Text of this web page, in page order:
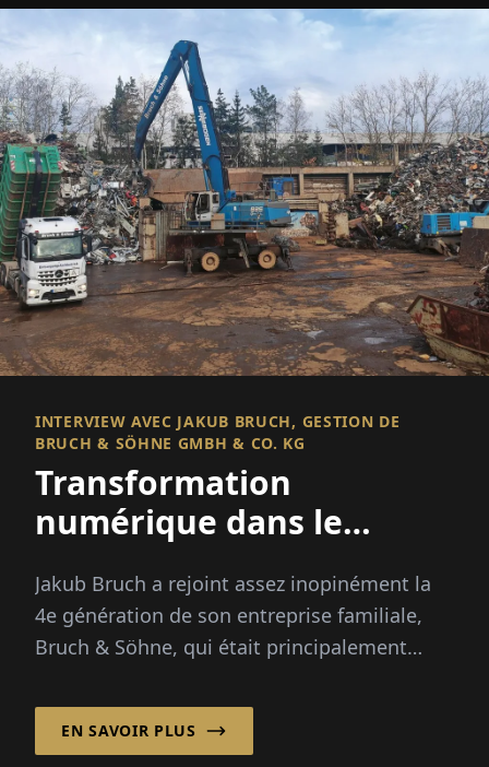
INTERVIEW AVEC JAKUB BRUCH, GESTION DE
BRUCH & SÖHNE GMBH & CO. KG
Transformation
numérique dans le
Jakub Bruch a rejoint assez inopinément la
4e génération de son entreprise familiale,
Bruch & Söhne, qui était principalement
production...
EN SAVOIR PLUS